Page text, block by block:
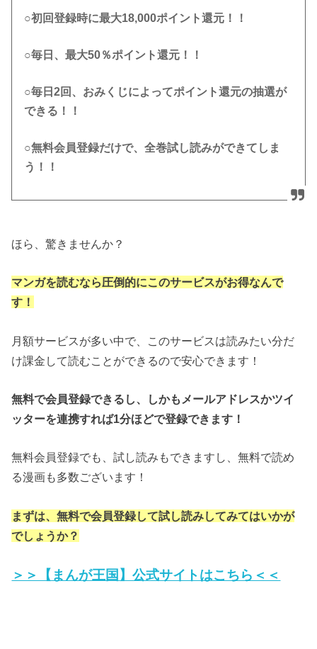
○初回登録時に最大18,000ポイント還元！！
○毎日、最大50％ポイント還元！！
○毎日2回、おみくじによってポイント還元の抽選が
できる！！
○無料会員登録だけで、全巻試し読みができてしま
う！！
ほら、驚きませんか？
マンガを読むなら圧倒的にこのサービスがお得なんで
す！
月額サービスが多い中で、このサービスは読みたい分だ
け課金して読むことができるので安心できます！
無料で会員登録できるし、しかもメールアドレスかツイ
ッターを連携すれば1分ほどで登録できます！
無料会員登録でも、試し読みもできますし、無料で読め
る漫画も多数ございます！
まずは、無料で会員登録して試し読みしてみてはいかが
でしょうか？
＞＞【まんが王国】公式サイトはこちら＜＜